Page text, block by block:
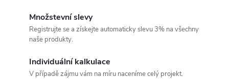
Množstevní slevy
Registrujte se a získejte automaticky slevu 3% na všechny
naše produkty.
Individuální kalkulace
V případě zájmu vám na míru naceníme celý projekt.